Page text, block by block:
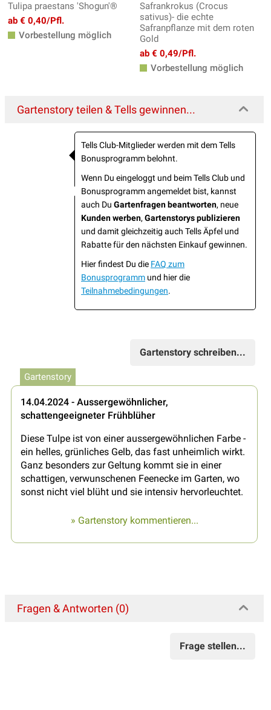
Tulipa praestans 'Shogun'®
ab € 0,40/Pfl.
Vorbestellung möglich
Safrankrokus (Crocus
sativus)- die echte
Safranpflanze mit dem roten
Gold
ab € 0,49/Pfl.
Vorbestellung möglich
Gartenstory teilen & Tells gewinnen...
Tells Club-Mitglieder werden mit dem Tells
Bonusprogramm belohnt.
Wenn Du eingeloggt und beim Tells Club und
Bonusprogramm angemeldet bist, kannst
auch Du Gartenfragen beantworten, neue
Kunden werben, Gartenstorys publizieren
und damit gleichzeitig auch Tells Äpfel und
Rabatte für den nächsten Einkauf gewinnen.
Hier findest Du die FAQ zum
Bonusprogramm und hier die
Teilnahmebedingungen.
Gartenstory schreiben...
Gartenstory
14.04.2024 - Aussergewöhnlicher,
schattengeeigneter Frühblüher
Diese Tulpe ist von einer aussergewöhnlichen Farbe -
ein helles, grünliches Gelb, das fast unheimlich wirkt.
Ganz besonders zur Geltung kommt sie in einer
schattigen, verwunschenen Feenecke im Garten, wo
sonst nicht viel blüht und sie intensiv hervorleuchtet.
» Gartenstory kommentieren...
Fragen & Antworten (0)
Frage stellen...